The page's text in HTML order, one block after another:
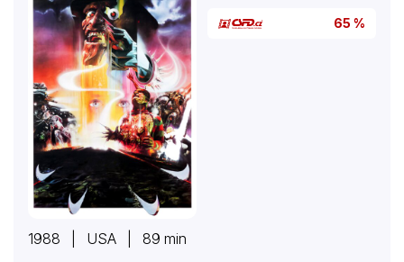
65 %
1988 | USA | 89 min